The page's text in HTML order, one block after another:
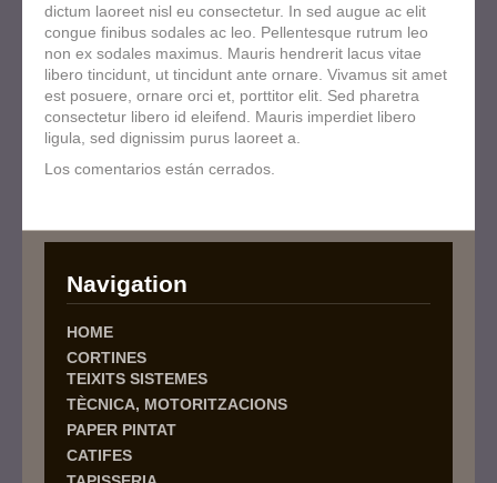
dictum laoreet nisl eu consectetur. In sed augue ac elit
congue finibus sodales ac leo. Pellentesque rutrum leo
non ex sodales maximus. Mauris hendrerit lacus vitae
libero tincidunt, ut tincidunt ante ornare. Vivamus sit amet
est posuere, ornare orci et, porttitor elit. Sed pharetra
consectetur libero id eleifend. Mauris imperdiet libero
ligula, sed dignissim purus laoreet a.
Los comentarios están cerrados.
Navigation
HOME
CORTINES
TEIXITS SISTEMES
TÈCNICA, MOTORITZACIONS
PAPER PINTAT
CATIFES